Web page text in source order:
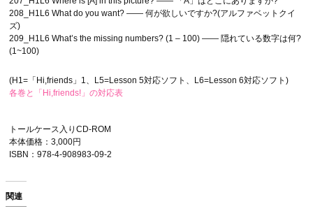
208_H1L6 What do you want? ―― 何が欲しいですか?(アルファベットクイ
ズ)
209_H1L6 What’s the missing numbers? (1 – 100) ―― 隠れている数字は何?
(1~100)
(H1=「Hi,friends」1、L5=Lesson 5対応ソフト、L6=Lesson 6対応ソフト)
各巻と「Hi,friends!」の対応表
トールケース入りCD-ROM
本体価格：3,000円
ISBN：978-4-908983-09-2
関連